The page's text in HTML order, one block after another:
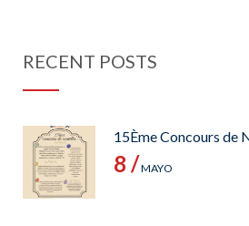
RECENT POSTS
15Ème Concours de
8 /MAYO